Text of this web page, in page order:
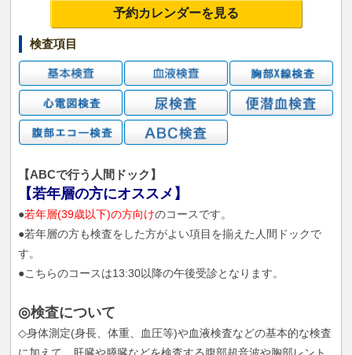
予約カレンダーを見る
検査項目
【ABCで行う人間ドック】
【若年層の方にオススメ】
●若年層(39歳以下)の方向けのコースです。
●若年層の方も検査をした方がよい項目を揃えた人間ドックで
す。
●こちらのコースは13:30以降の午後受診となります。
◎検査について
◇身体測定(身長、体重、血圧等)や血液検査などの基本的な検査